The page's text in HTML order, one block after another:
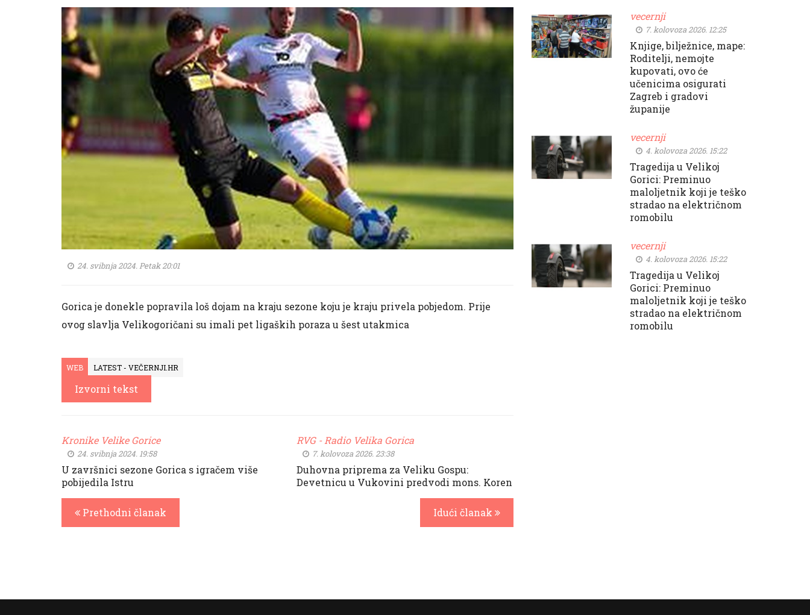
24. svibnja 2024. Petak 20:01
Gorica je donekle popravila loš dojam na kraju sezone koju je kraju privela pobjedom. Prije
ovog slavlja Velikogoričani su imali pet ligaških poraza u šest utakmica
WEB LATEST - VEČERNJI.HR
Izvorni tekst
Kronike Velike Gorice
24. svibnja 2024. 19:58
U završnici sezone Gorica s igračem više
pobijedila Istru
Prethodni članak
RVG - Radio Velika Gorica
7. kolovoza 2026. 23:38
Duhovna priprema za Veliku Gospu:
Devetnicu u Vukovini predvodi mons. Koren
Idući članak
vecernji
7. kolovoza 2026. 12:25
Knjige, bilježnice, mape:
Roditelji, nemojte
kupovati, ovo će
učenicima osigurati
Zagreb i gradovi
županije
vecernji
4. kolovoza 2026. 15:22
Tragedija u Velikoj
Gorici: Preminuo
maloljetnik koji je teško
stradao na električnom
romobilu
vecernji
4. kolovoza 2026. 15:22
Tragedija u Velikoj
Gorici: Preminuo
maloljetnik koji je teško
stradao na električnom
romobilu